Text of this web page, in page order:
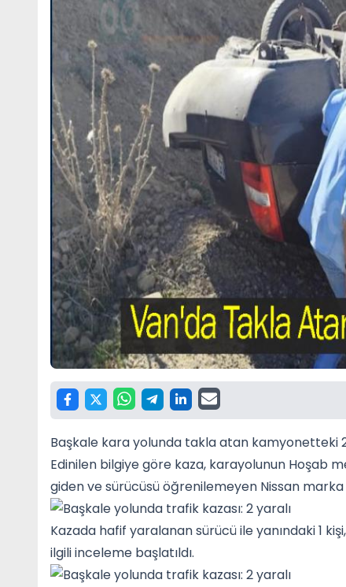
Başkale kara yolunda takla atan kamyonetteki
Edinilen bilgiye göre kaza, karayolunun Hoşab
giden ve sürücüsü öğrenilemeyen Nissan
Kazada hafif yaralanan sürücü ile yanındaki 1
ilgili inceleme başlatıldı.